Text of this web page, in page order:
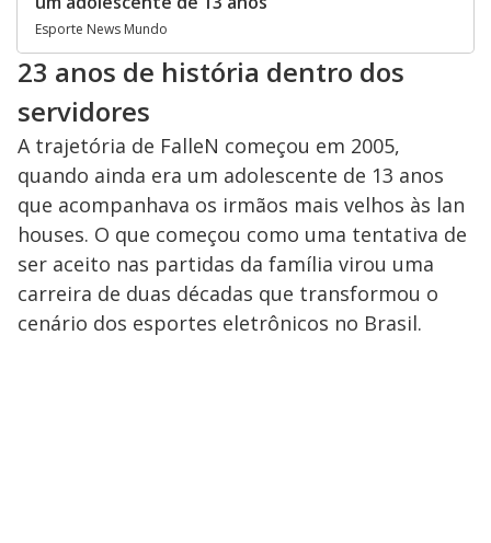
Esporte News Mundo
23 anos de história dentro dos
servidores
A trajetória de FalleN começou em 2005,
quando ainda era um adolescente de 13 anos
que acompanhava os irmãos mais velhos às lan
houses. O que começou como uma tentativa de
ser aceito nas partidas da família virou uma
carreira de duas décadas que transformou o
cenário dos esportes eletrônicos no Brasil.